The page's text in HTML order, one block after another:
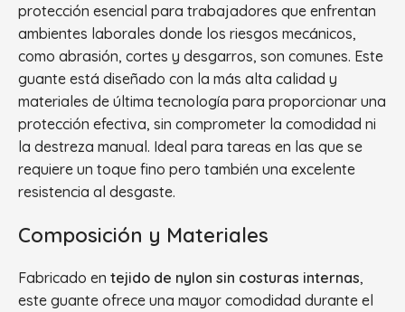
protección esencial para trabajadores que enfrentan
ambientes laborales donde los riesgos mecánicos,
como abrasión, cortes y desgarros, son comunes. Este
guante está diseñado con la más alta calidad y
materiales de última tecnología para proporcionar una
protección efectiva, sin comprometer la comodidad ni
la destreza manual. Ideal para tareas en las que se
requiere un toque fino pero también una excelente
resistencia al desgaste.
Composición y Materiales
Fabricado en tejido de nylon sin costuras internas,
este guante ofrece una mayor comodidad durante el